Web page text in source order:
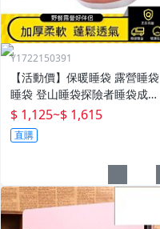
Y1722150391
【活動價】保暖睡袋 露營睡袋
睡袋 登山睡袋探險者睡袋成人
冬季加厚防寒加大戶外露營大
人抗寒四季通用款保暖
$ 1,125~$ 1,615
直購